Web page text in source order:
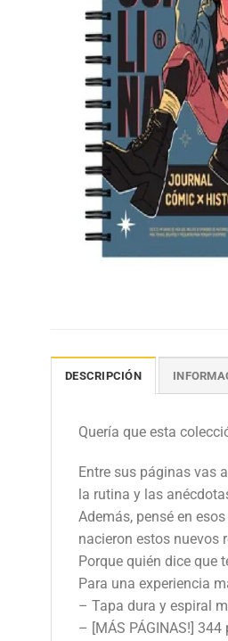
DESCRIPCIÓN
Quería que esta
Entre sus páginas vas
la rutina y las
Además, pensé en
nacieron estos nuevos
Porque quién dice que
Para una experiencia
– Tapa dura y espiral
– [MÁS PÁGINAS!] 344